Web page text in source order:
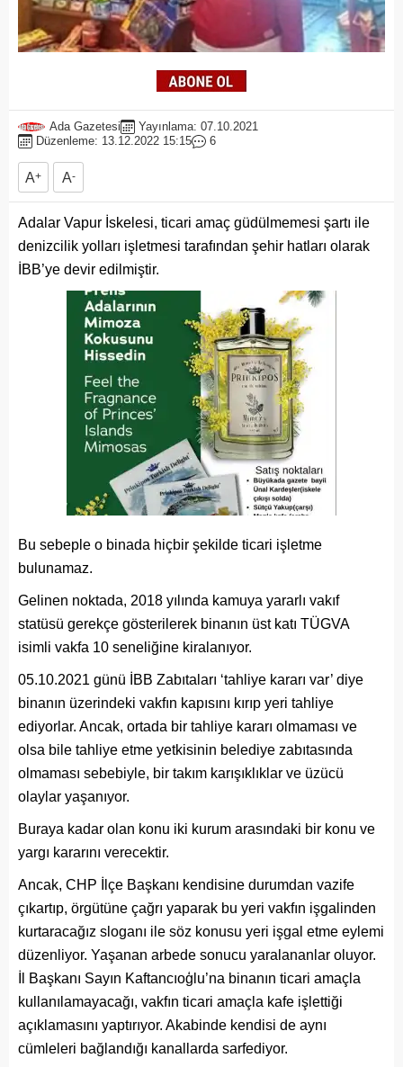
Ada Gazetesi
Yayınlama: 07.10.2021
Düzenleme: 13.12.2022 15:15
6
A+ A-
Adalar Vapur İskelesi, ticari amaç güdülmemesi şartı ile
denizcilik yolları işletmesi tarafından şehir hatları olarak
İBB’ye devir edilmiştir.
Bu sebeple o binada hiçbir şekilde ticari işletme
bulunamaz.
Gelinen noktada, 2018 yılında kamuya yararlı vakıf
statüsü gerekçe gösterilerek binanın üst katı TÜGVA
isimli vakfa 10 seneliğine kiralanıyor.
05.10.2021 günü İBB Zabıtaları ‘tahliye kararı var’ diye
binanın üzerindeki vakfın kapısını kırıp yeri tahliye
ediyorlar. Ancak, ortada bir tahliye kararı olmaması ve
olsa bile tahliye etme yetkisinin belediye zabıtasında
olmaması sebebiyle, bir takım karışıklıklar ve üzücü
olaylar yaşanıyor.
Buraya kadar olan konu iki kurum arasındaki bir konu ve
yargı kararını verecektir.
Ancak, CHP İlçe Başkanı kendisine durumdan vazife
çıkartıp, örgütüne çağrı yaparak bu yeri vakfın işgalinden
kurtaracağız sloganı ile söz konusu yeri işgal etme eylemi
düzenliyor. Yaşanan arbede sonucu yaralananlar oluyor.
İl Başkanı Sayın Kaftancıoģlu’na binanın ticari amaçla
kullanılamayacağı, vakfın ticari amaçla kafe işlettiği
açıklamasını yaptırıyor. Akabinde kendisi de aynı
cümleleri bağlandığı kanallarda sarfediyor.